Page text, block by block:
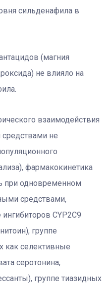
сильденафила в
(магния
не влияло на
взаимодействия
не
фармакокинетика
при одновременном
средствами,
CYP2C9
группе
как селективные
серотонина,
группе тиазидных